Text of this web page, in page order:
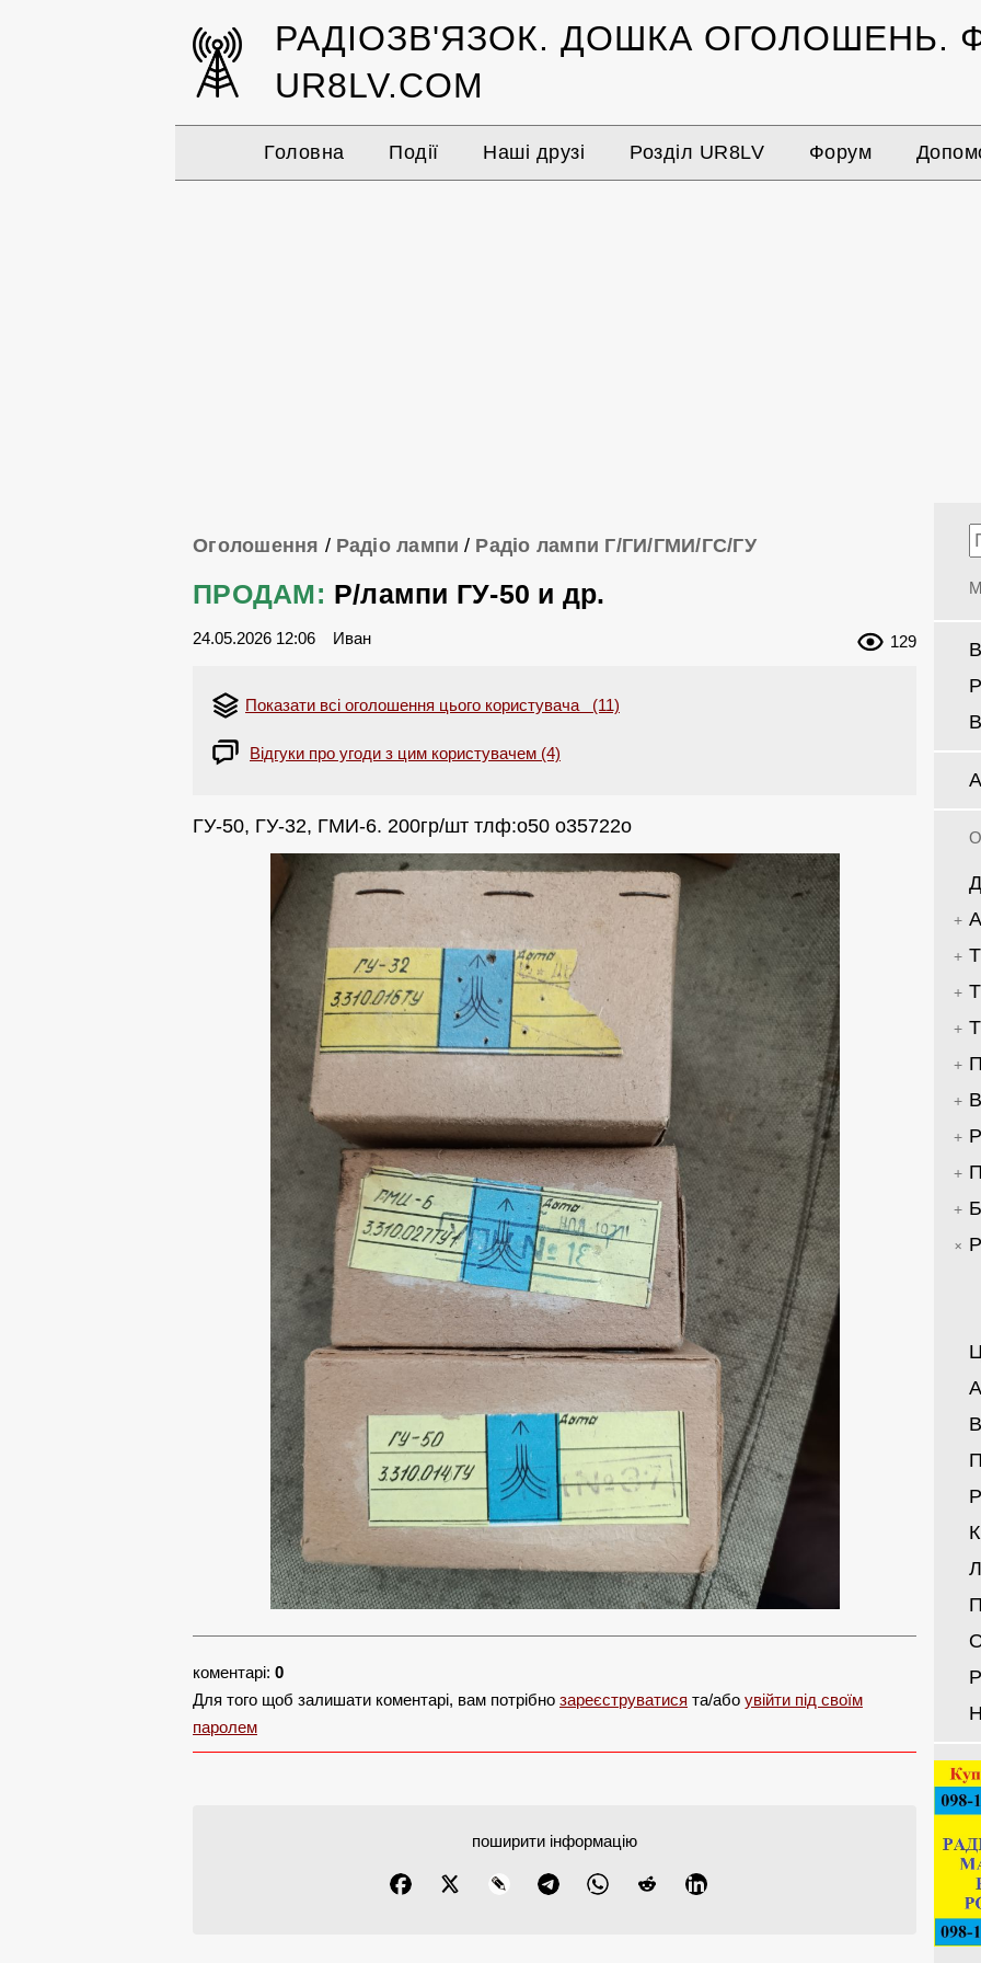
РАДІОЗВ'ЯЗОК. ДОШКА ОГОЛОШЕНЬ.
UR8LV.COM
Головна Події Наші друзі Розділ UR8LV Форум
Оголошення / Радіо лампи / Радіо лампи Г/ГИ/ГМИ/ГС/ГУ
ПРОДАМ: Р/лампи ГУ-50 и др.
24.05.2026 12:06 Иван 129
Показати всі оголошення цього користувача (11)
Відгуки про угоди з цим користувачем (4)
ГУ-50, ГУ-32, ГМИ-6. 200гр/шт тлф:о50 о35722о
коментарі: 0
Для того щоб залишати коментарі, вам потрібно зареєструватися та/або увійти під своїм
паролем
поширити інформацію